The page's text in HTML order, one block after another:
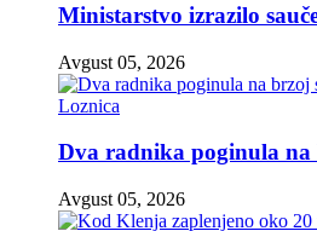
Ministarstvo izrazilo
Avgust 05, 2026
Dva radnika poginula na
Avgust 05, 2026